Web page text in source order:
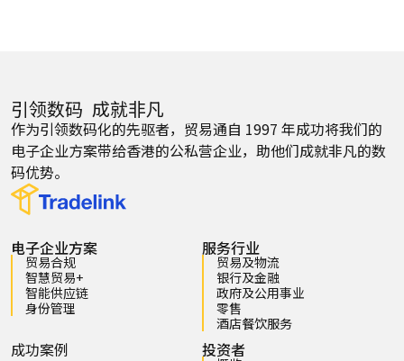
引领数码 成就非凡
作为引领数码化的先驱者，贸易通自 1997 年成功将我们的
电子企业方案带给香港的公私营企业，助他们成就非凡的数
码优势。
电子企业方案
贸易合规
智慧贸易+
智能供应链
身份管理
服务行业
贸易及物流
银行及金融
政府及公用事业
零售
酒店餐饮服务
成功案例 投资者